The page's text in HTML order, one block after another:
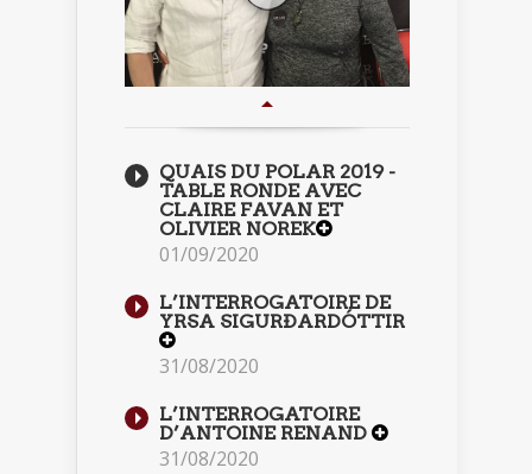
QUAIS DU POLAR 2019 -
TABLE RONDE AVEC
CLAIRE FAVAN ET
OLIVIER NOREK
01/09/2020
L’INTERROGATOIRE DE
YRSA SIGURÐARDÓTTIR
31/08/2020
L’INTERROGATOIRE
D’ANTOINE RENAND
31/08/2020